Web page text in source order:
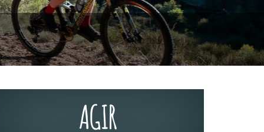
AGIR